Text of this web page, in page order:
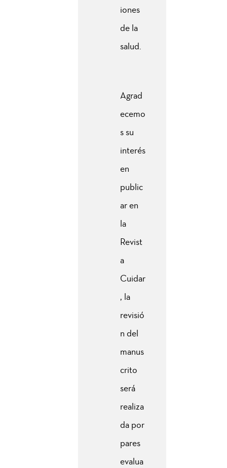
iones
de la
salud.
Agrad
ecemo
s su
interés
en
public
ar en
la
Revist
a
Cuidar
, la
revisió
n del
manus
crito
será
realiza
da por
pares
evalua